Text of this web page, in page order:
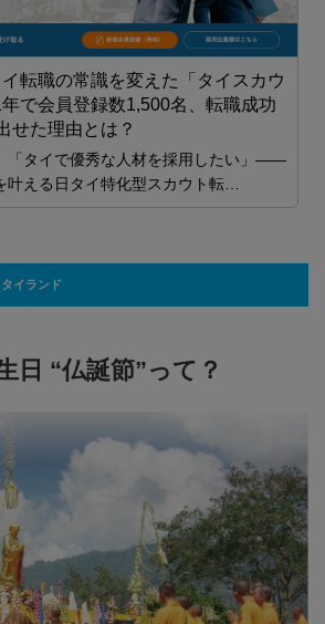
イ転職の常識を変えた「タイスカウ
で会員登録数1,500名、転職成功
せた理由とは？
「タイで優秀な人材を採用したい」——
叶える日タイ特化型スカウト転…
イランド
日 “仏誕節”って？